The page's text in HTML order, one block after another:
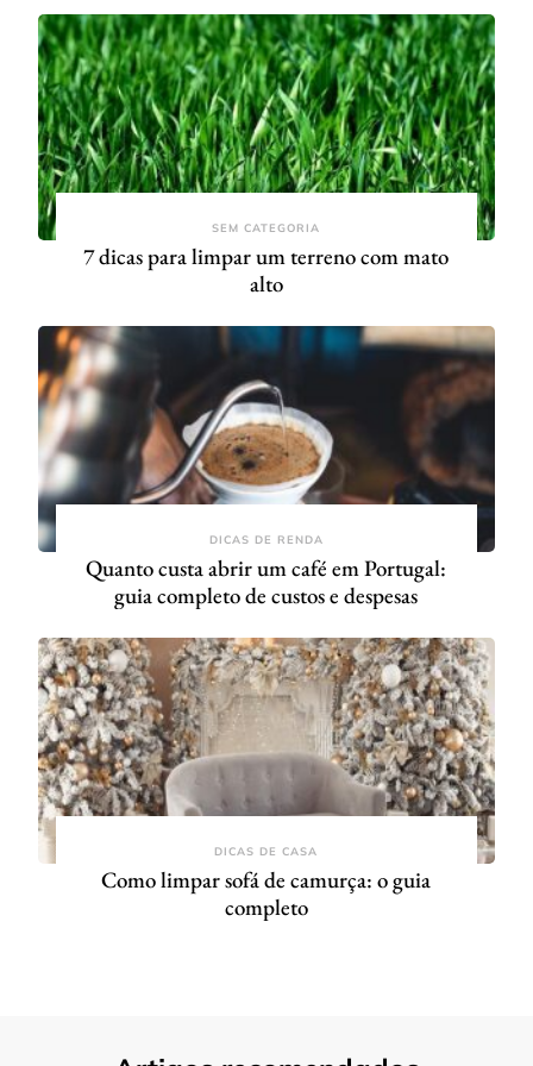
SEM CATEGORIA
7 dicas para limpar um terreno com mato
alto
DICAS DE RENDA
Quanto custa abrir um café em Portugal:
guia completo de custos e despesas
DICAS DE CASA
Como limpar sofá de camurça: o guia
completo